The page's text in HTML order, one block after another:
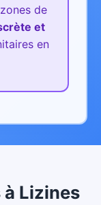
de
et
en
à Lizines